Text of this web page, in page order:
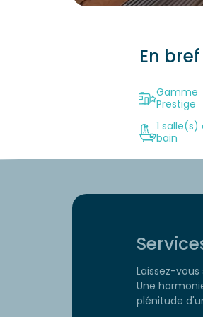
En bref
Gamme
Prestige
1 salle(s)
bain
Laissez-
Une
plénitude